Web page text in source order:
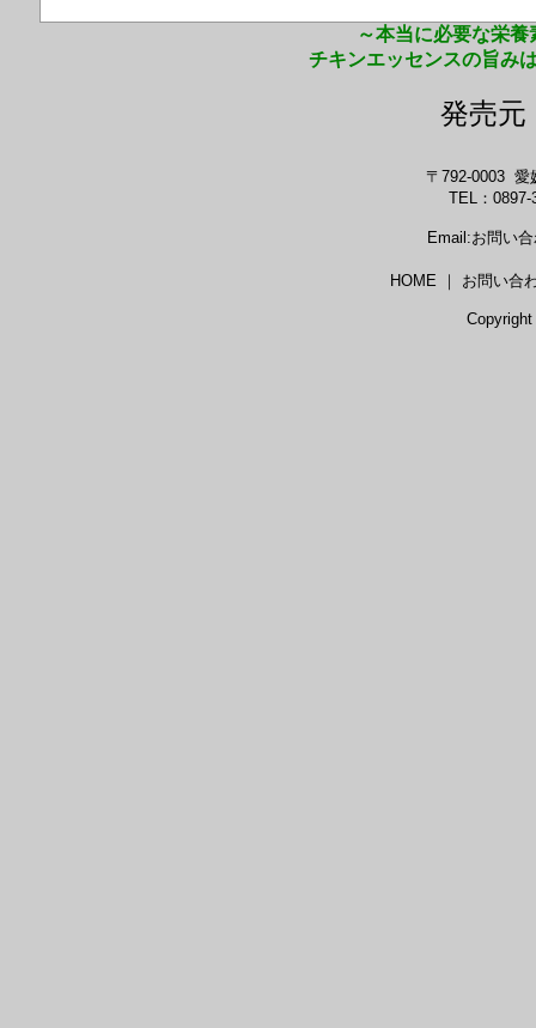
～本当に必要な栄
チキンエッセンスの旨み
発売
〒792-0003 愛
TEL：
Email:お問い
HOME ｜ お問い合